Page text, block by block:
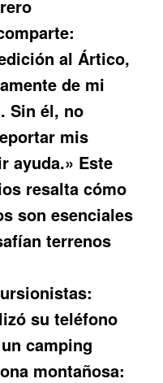
al Ártico,
de mi
Sin él, no
mis
ayuda.» Este
resalta cómo
son esenciales
terrenos
su teléfono
camping
montañosa: